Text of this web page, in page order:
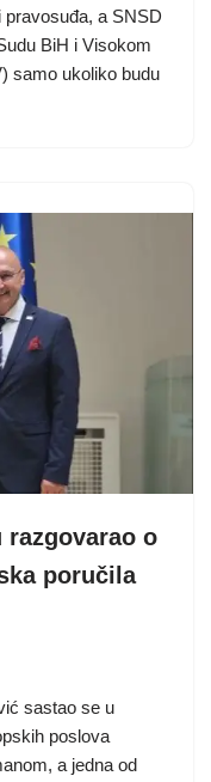
a SNSD
BiH i Visokom
samo ukoliko budu
razgovarao o
poručila
sastao se u
poslova
a jedna od